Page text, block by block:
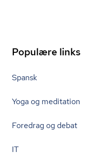
Populære links
Spansk
Yoga og meditation
Foredrag og debat
IT